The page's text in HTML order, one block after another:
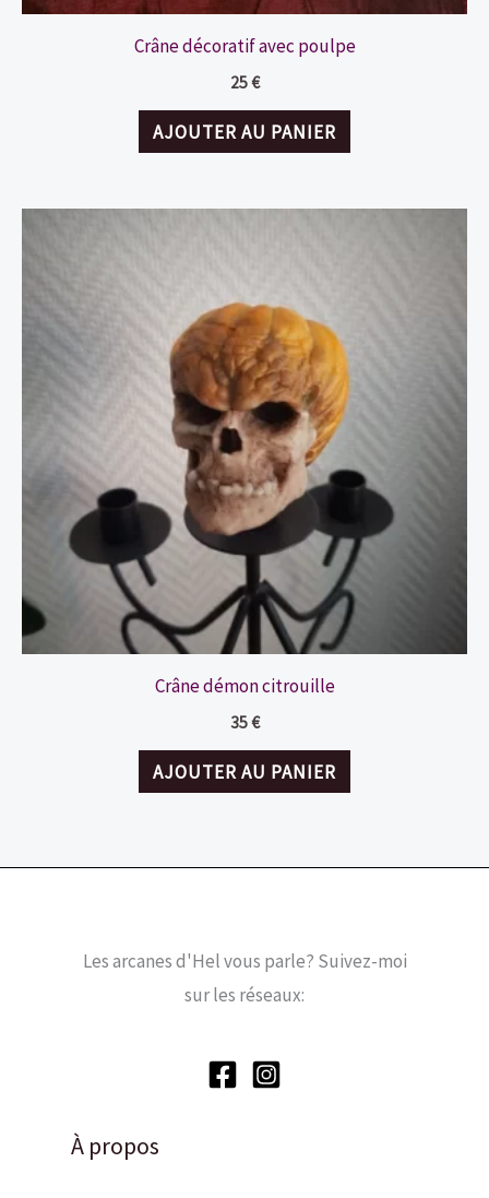
Crâne décoratif avec poulpe
25€
AJOUTER AU PANIER
Crâne démon citrouille
35€
AJOUTER AU PANIER
Les arcanes d'Hel vous parle? Suivez-moi
sur les réseaux:
À propos